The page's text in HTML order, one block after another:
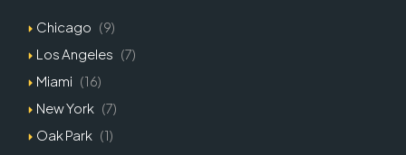
Chicago (9)
Los Angeles (7)
Miami (16)
New York (7)
Oak Park (1)